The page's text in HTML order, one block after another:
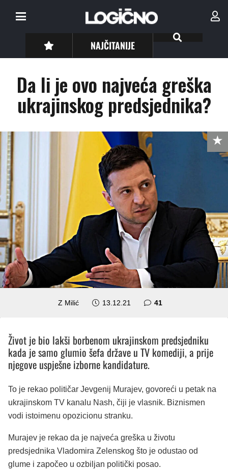
NAJČITANIJE
Da li je ovo najveća greška
ukrajinskog predsjednika?
Z Milić 13.12.21 41
Život je bio lakši borbenom ukrajinskom predsjedniku
kada je samo glumio šefa države u TV komediji, a prije
njegove uspješne izborne kandidature.
To je rekao političar Jevgenij Murajev, govoreći u petak na
ukrajinskom TV kanalu Nash, čiji je vlasnik. Biznismen
vodi istoimenu opozicionu stranku.
Murajev je rekao da je najveća greška u životu
predsjednika Vladomira Zelenskog što je odustao od
glume i započeo u ozbiljan politički posao.